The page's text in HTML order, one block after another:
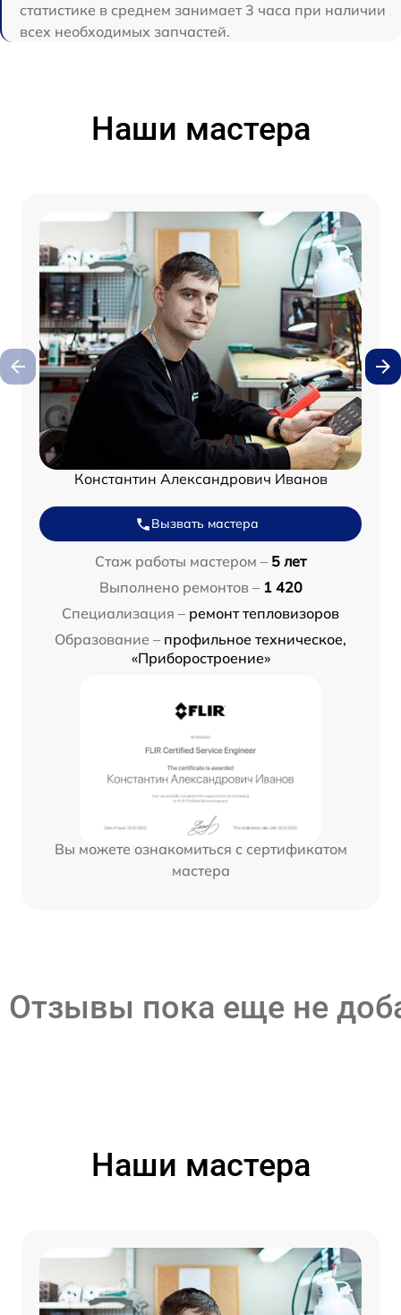
статистике в среднем занимает 3 часа при наличии
всех необходимых запчастей.
Наши мастера
Константин Александрович Иванов
Вызвать мастера
Стаж работы мастером – 5 лет
Выполнено ремонтов – 1 420
Специализация – ремонт тепловизоров
Образование – профильное техническое,
«Приборостроение»
Вы можете ознакомиться с сертификатом
мастера
Отзывы пока еще не
Наши мастера